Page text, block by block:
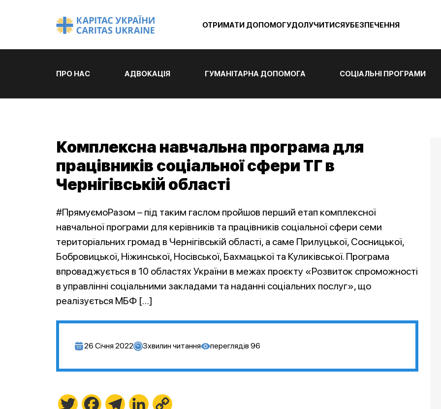
ОТРИМАТИ ДОПОМОГУДОЛУЧИТИСЯУБЕЗПЕЧЕННЯ
ПРО НАС АДВОКАЦІЯ ГУМАНІТАРНА ДОПОМОГА СОЦІАЛЬНІ ПРОГРАМИ
Комплексна навчальна програма для
працівників соціальної сфери ТГ в
Чернігівській області
#ПрямуємоРазом – під таким гаслом пройшов перший етап комплексної
навчальної програми для керівників та працівників соціальної сфери семи
територіальних громад в Чернігівській області, а саме Прилуцької, Сосницької,
Бобровицької, Ніжинської, Носівської, Бахмацької та Куликівської. Програма
впроваджується в 10 областях України в межах проєкту «Розвиток спроможності
в управлінні соціальними закладами та наданні соціальних послуг», що
реалізується МБФ […]
26 Січня 2022 3хвилин читання переглядів 96
Twitter FacebookTelegramLinkedIn